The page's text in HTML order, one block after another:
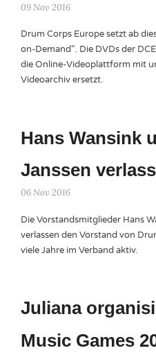
09 Nov 2016
Drum Corps Europe setzt ab
on-Demand“. Die DVDs der
die Online-Videoplattform mit
Videoarchiv ersetzt.
Hans Wansink
Janssen
06 Nov 2016
Die Vorstandsmitglieder Hans
verlassen den Vorstand von
viele Jahre im Verband aktiv.
Juliana
Music Games